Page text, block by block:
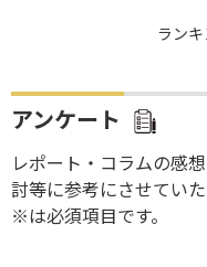
ラン
アンケート
レポート・コラムの感
討等に参考にさせていた
※は必須項目です。